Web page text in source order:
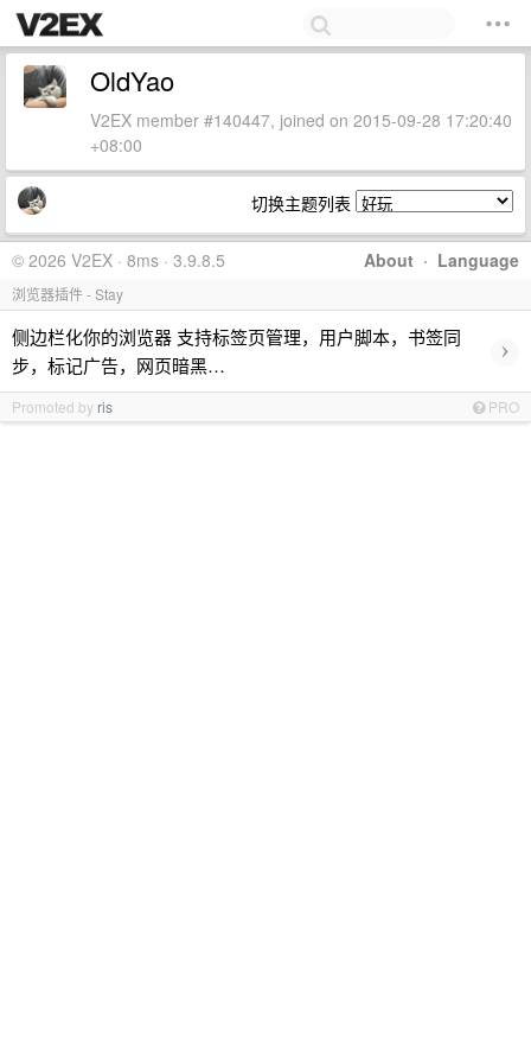
OldYao
V2EX member #140447, joined on 2015-09-28 17:20:40
+08:00
切换主题列表
About · Language
© 2026 V2EX · 8ms · 3.9.8.5
浏览器插件 - Stay
侧边栏化你的浏览器 支持标签页管理，用户脚本，书签同
步，标记广告，网页暗黑…
›
Promoted by ris PRO